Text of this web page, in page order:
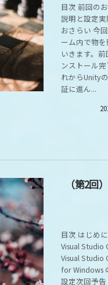
目次 前回の
説明と設定
おさらい 今
ーム内で物
いきます。
ンストール
れからUnity
証に進ん...
（第2回
目次 はじめ
Visual Studio
Visual Studio
for Windows
設定次回予